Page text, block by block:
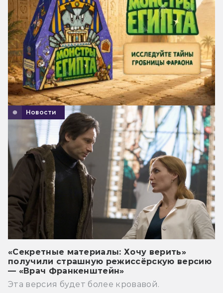
Новости
«Секретные материалы: Хочу верить»
получили страшную режиссёрскую версию
— «Врач Франкенштейн»
Эта версия будет более кровавой.